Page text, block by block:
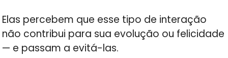
Elas percebem que esse tipo de interação
não contribui para sua evolução ou felicidade
— e passam a evitá-las.